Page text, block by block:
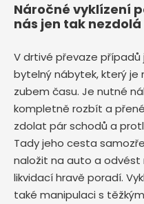
Náročné vyklízení
nás jen tak nezdolá
V drtivé převaze
bytelný nábytek, který je
zubem času. Je nutné
kompletně rozbít a
zdolat pár schodů a
Tady jeho cesta
naložit na auto a odvést
likvidací hravě poradí.
také manipulaci s